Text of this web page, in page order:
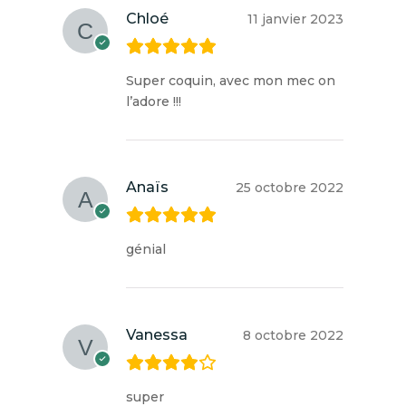
Chloé 11 janvier 2023
Super coquin, avec mon mec on
l’adore !!!
Anaïs 25 octobre 2022
génial
Vanessa 8 octobre 2022
super